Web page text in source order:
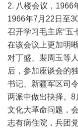
2. 八楼会议，1966
1966年7月22日至
召开学习毛主席“五
在该会议上更加明
对丁盛、裴周玉等
后，参加座谈会的
书记、新疆军区司
两派中做出抉择。8
文化大革命问题，
志有病住院，兵团